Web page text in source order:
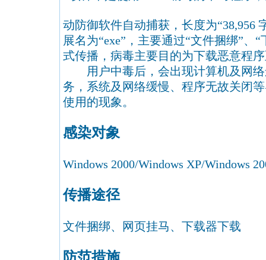
动防御软件自动捕获，长度为“38,956
展名为“exe”，主要通过“文件捆绑”、
式传播，病毒主要目的为下载恶意程
用户中毒后，会出现计算机及网络
务，系统及网络缓慢、程序无故关闭
使用的现象。
感染对象
Windows 2000/Windows XP/Windows
传播途径
文件捆绑、网页挂马、下载器下载
防范措施